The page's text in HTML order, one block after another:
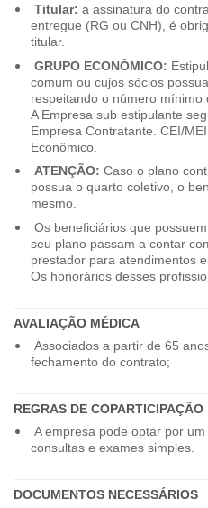
Titular: a assinatura do
entregue (RG ou CNH), é
titular.
GRUPO ECONÔMICO:
comum ou cujos sócios
respeitando o número mínimo
A Empresa sub estipulante
Empresa Contratante. CEI/
Econômico.
ATENÇÃO: Caso o plano
possua o quarto coletivo, o
mesmo.
Os beneficiários que
seu plano passam a contar
prestador para atendimentos
Os honorários desses
AVALIAÇÃO MÉDICA
Associados a partir de 65
fechamento do contrato;
REGRAS DE COPARTICIPAÇÃO
A empresa pode optar por
consultas e exames simples.
DOCUMENTOS NECESSÁRIOS